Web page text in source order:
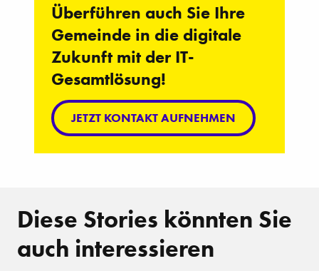
Überführen auch Sie Ihre
Gemeinde in die digitale
Zukunft mit der IT-
Gesamtlösung!
JETZT KONTAKT AUFNEHMEN
Diese Stories könnten Sie
auch interessieren